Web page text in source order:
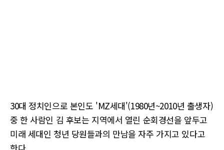
30대 정치인으로 본인도 'MZ세대'(1980년~2010년 출생자)
중 한 사람인 김 후보는 지역에서 열린 순회경선을 앞두고
미래 세대인 청년 당원들과의 만남을 자주 가지고 있다고